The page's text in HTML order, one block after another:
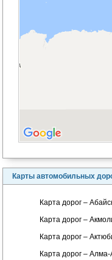
Карты автомобильных
Карта дорог –
Карта дорог –
Карта дорог –
Карта дорог –